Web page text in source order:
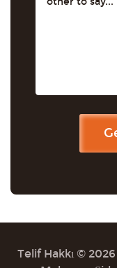
Telif Hakkı ©